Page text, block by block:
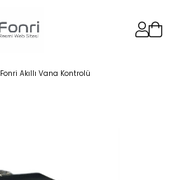
Fonri Akıllı Vana Kontrolü